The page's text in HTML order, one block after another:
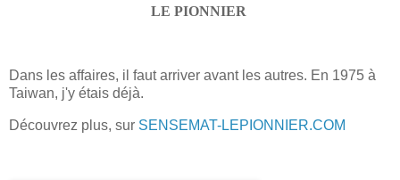
LE PIONNIER
Dans les affaires, il faut arriver avant les autres. En 1975 à
Taiwan, j'y étais déjà.
Découvrez plus, sur SENSEMAT-LEPIONNIER.COM